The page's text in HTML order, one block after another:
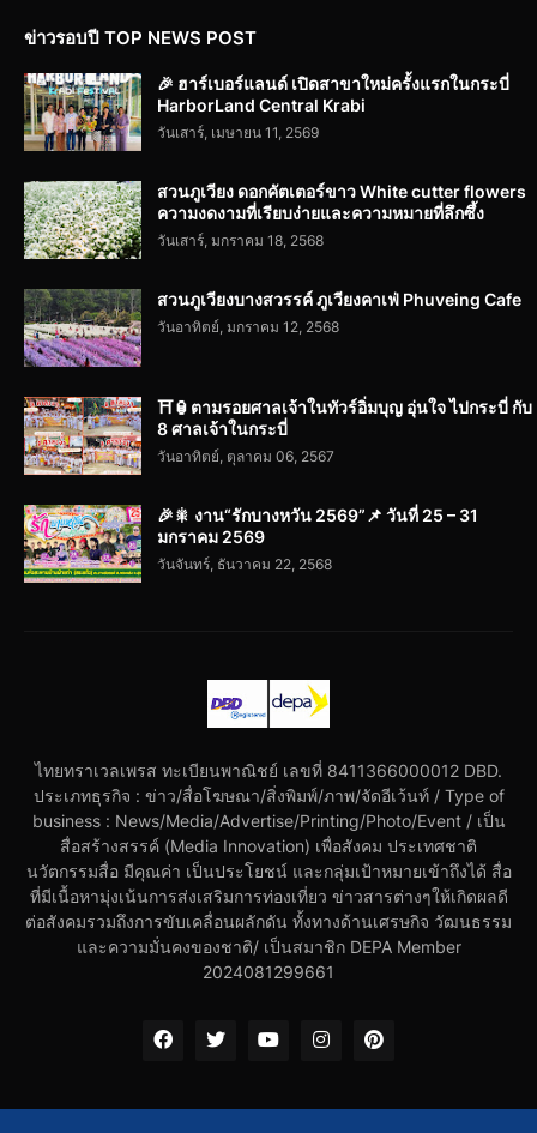
ข่าวรอบปี TOP NEWS POST
🎉 ฮาร์เบอร์แลนด์ เปิดสาขาใหม่ครั้งแรกในกระบี่
HarborLand Central Krabi
วันเสาร์, เมษายน 11, 2569
สวนภูเวียง ดอกคัตเตอร์ขาว White cutter flowers
ความงดงามที่เรียบง่ายและความหมายที่ลึกซึ้ง
วันเสาร์, มกราคม 18, 2568
สวนภูเวียงบางสวรรค์ ภูเวียงคาเฟ่ Phuveing Cafe
วันอาทิตย์, มกราคม 12, 2568
⛩️🏮ตามรอยศาลเจ้าในทัวร์อิ่มบุญ อุ่นใจ ไปกระบี่ กับ
8 ศาลเจ้าในกระบี่
วันอาทิตย์, ตุลาคม 06, 2567
🎉🎇 งาน“รักบางหวัน 2569”📌 วันที่ 25 – 31
มกราคม 2569
วันจันทร์, ธันวาคม 22, 2568
ไทยทราเวลเพรส ทะเบียนพาณิชย์ เลขที่ 8411366000012 DBD.
ประเภทธุรกิจ : ข่าว/สื่อโฆษณา/สิ่งพิมพ์/ภาพ/จัดอีเว้นท์ / Type of
business : News/Media/Advertise/Printing/Photo/Event / เป็น
สื่อสร้างสรรค์ (Media Innovation) เพื่อสังคม ประเทศชาติ
นวัตกรรมสื่อ มีคุณค่า เป็นประโยชน์ และกลุ่มเป้าหมายเข้าถึงได้ สื่อ
ที่มีเนื้อหามุ่งเน้นการส่งเสริมการท่องเที่ยว ข่าวสารต่างๆให้เกิดผลดี
ต่อสังคมรวมถึงการขับเคลื่อนผลักดัน ทั้งทางด้านเศรษกิจ วัฒนธรรม
และความมั่นคงของชาติ/ เป็นสมาชิก DEPA Member
2024081299661